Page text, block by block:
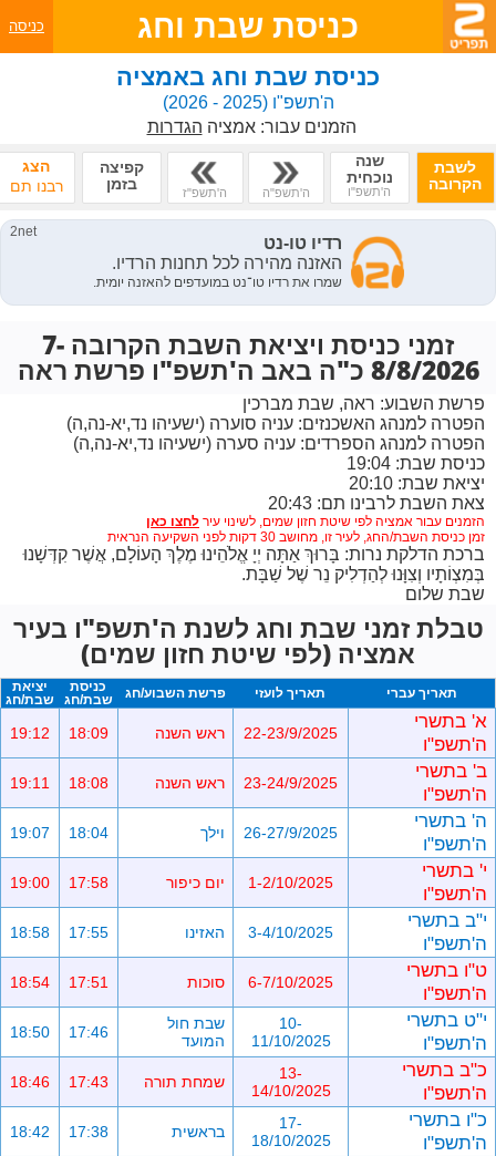
כניסת שבת וחג כניסה
כניסת שבת וחג באמציה
ה'תשפ"ו(2025 - 2026)
הזמנים עבור:אמציה הגדרות
לשבת
הקרובה
שנה
נוכחית
ה'תשפ"ו ה'תשפ"ה ה'תשפ"ז
קפיצה
בזמן
הצג
רבנו תם
זמני כניסת ויציאת השבת הקרובה 7-
8/8/2026 כ"ה באב ה'תשפ"ו פרשת ראה
פרשת השבוע: ראה, שבת מברכין
הפטרה למנהג האשכנזים: עניה סוערה (ישעיהו נד,יא-נה,ה)
הפטרה למנהג הספרדים: עניה סערה (ישעיהו נד,יא-נה,ה)
כניסת שבת: 19:04
יציאת שבת: 20:10
צאת השבת לרבינו תם: 20:43
הזמנים עבור אמציה לפי שיטת חזון שמים, לשינוי עיר
זמן כניסת השבת/החג, לעיר זו, מחושב 30 דקות לפני השקיעה הנראית
ברכת הדלקת נרות: בָּרוּךְ אַתָּה יְיָ אֱלֹהֵינוּ מֶלֶךְ הָעוֹלָם, אֲשֶׁר קִדְּשָׁנוּ
בְּמִצְוֹתָיו וְצִוָּנוּ לְהַדְלִיק נֵר שֶׁל שַׁבָּת.
שבת שלום
טבלת זמני שבת וחג לשנת ה'תשפ"ו בעיר
אמציה (לפי שיטת חזון שמים)
תאריך עברי תאריך לועזי פרשת השבוע/חג
כניסת
שבת/חג
יציאת
שבת/חג
א' בתשרי
ה'תשפ"ו
22-23/9/2025 ראש השנה 18:09
19:12
ב' בתשרי
ה'תשפ"ו
23-24/9/2025 ראש השנה 18:08
19:11
ה' בתשרי
ה'תשפ"ו
26-27/9/2025 וילך 18:04
19:07
י' בתשרי
ה'תשפ"ו
1-2/10/2025 יום כיפור 17:58
19:00
י"ב בתשרי
ה'תשפ"ו
3-4/10/2025 האזינו 17:55
18:58
ט"ו בתשרי
ה'תשפ"ו
6-7/10/2025 סוכות 17:51
18:54
י"ט בתשרי
ה'תשפ"ו
10-
11/10/2025
שבת חול
המועד
17:46
18:50
כ"ב בתשרי
ה'תשפ"ו
13-
14/10/2025
שמחת תורה 17:43
18:46
כ"ו בתשרי
ה'תשפ"ו
17-
18/10/2025
בראשית 17:38
18:42